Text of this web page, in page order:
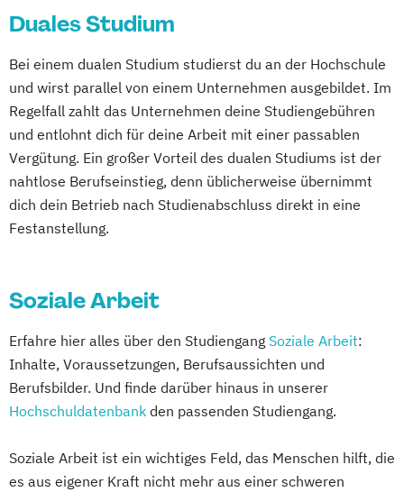
Kindheitspädagogik Duales Studium
Komplementäre Heilverfahren in der
Schmerztherapie
Krisenmanagement im Be­völ­kerungsschutz
Logopädie
Medical Fitness & Athletic Management
Medizinalfachberufe
Osteopathie i.V.
Pharmaproduktion
Physician Assistant
Psychologie
Psychologie und Psychologisches
Empowerment
Duales Studium
Bei einem dualen Studium studierst du an der Hochschule
und wirst parallel von einem Unternehmen ausgebildet. Im
Regelfall zahlt das Unternehmen deine Studiengebühren
und entlohnt dich für deine Arbeit mit einer passablen
Vergütung. Ein großer Vorteil des dualen Studiums ist der
nahtlose Berufseinstieg, denn üblicherweise übernimmt
dich dein Betrieb nach Studienabschluss direkt in eine
Festanstellung.
Soziale Arbeit
Erfahre hier alles über den Studiengang Soziale Arbeit:
Inhalte, Voraussetzungen, Berufsaussichten und
Berufsbilder. Und finde darüber hinaus in unserer
Hochschuldatenbank den passenden Studiengang.
Soziale Arbeit ist ein wichtiges Feld, das Menschen hilft, die
es aus eigener Kraft nicht mehr aus einer schweren